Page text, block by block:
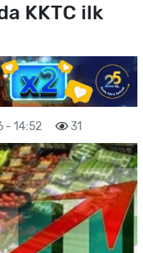
KKTC ilk
- 14:52 31